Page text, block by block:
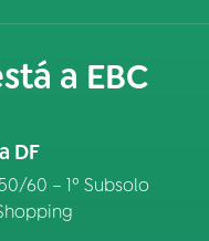
a EBC
DF
60 – 1º Subsolo